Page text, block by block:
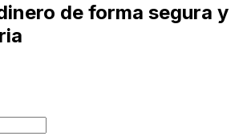
de forma segura y